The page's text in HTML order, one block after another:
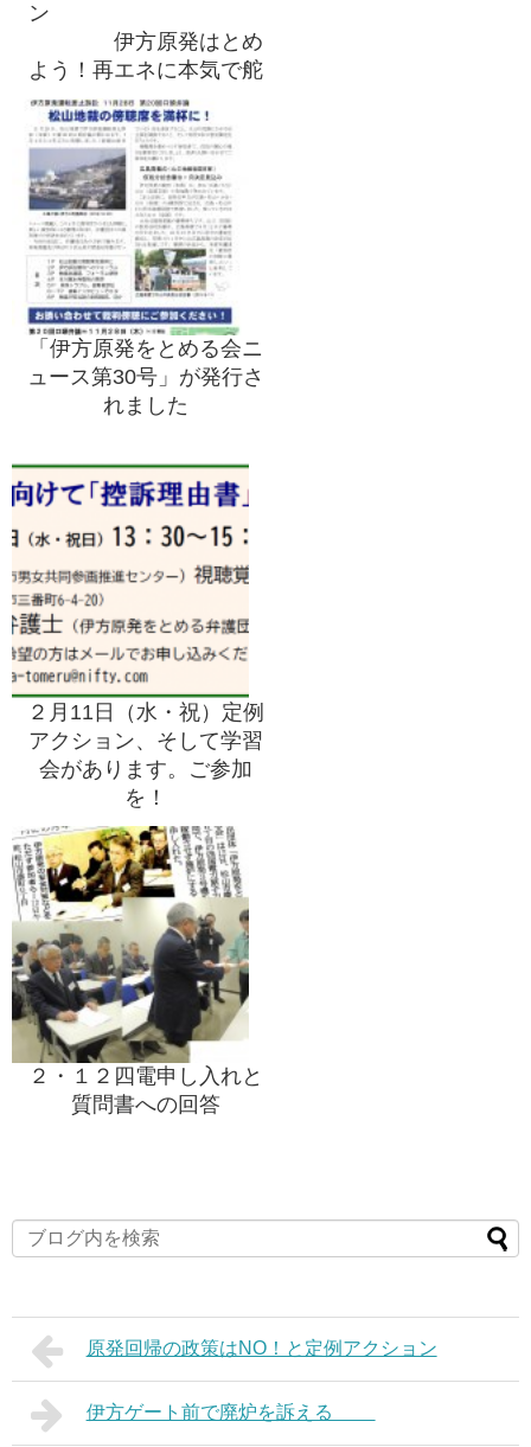
ン
伊方原発はとめ
よう！再エネに本気で舵
をきろう！
「伊方原発をとめる会ニ
ュース第30号」が発行さ
れました
２月11日（水・祝）定例
アクション、そして学習
会があります。ご参加
を！
２・１２四電申し入れと
質問書への回答
原発回帰の政策はNO！と定例アクション
伊方ゲート前で廃炉を訴える